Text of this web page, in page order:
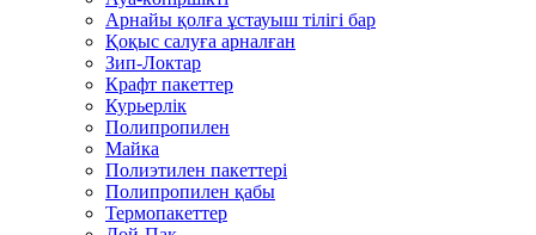
Арнайы қолға ұстауыш тілігі бар
Қоқыс салуға арналған
Зип-Локтар
Крафт пакеттер
Курьерлік
Полипропилен
Майка
Полиэтилен пакеттері
Полипропилен қабы
Термопакеттер